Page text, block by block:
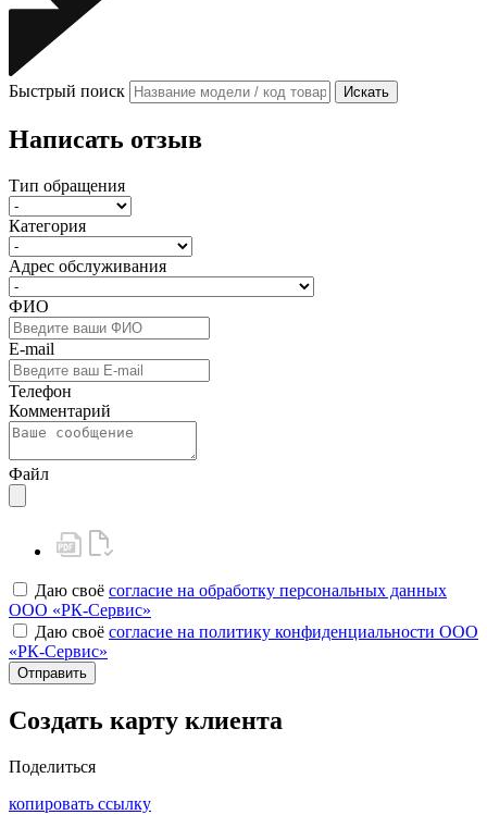
Быстрый поиск Искать
Написать отзыв
Тип обращения
Категория
Адрес обслуживания
ФИО
E-mail
Телефон
Комментарий
Файл
Даю своё согласие на обработку персональных данных
ООО «РК-Сервис»
Даю своё согласие на политику конфиденциальности ООО
«РК-Сервис»
Отправить
Создать карту клиента
Поделиться
копировать ссылку